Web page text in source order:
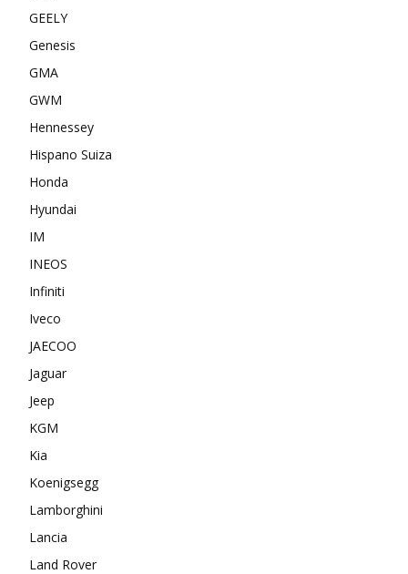
GEELY
Genesis
GMA
GWM
Hennessey
Hispano Suiza
Honda
Hyundai
IM
INEOS
Infiniti
Iveco
JAECOO
Jaguar
Jeep
KGM
Kia
Koenigsegg
Lamborghini
Lancia
Land Rover